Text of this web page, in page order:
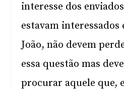
interesse dos
estavam interessados
João, não devem
essa questão mas
procurar aquele que,